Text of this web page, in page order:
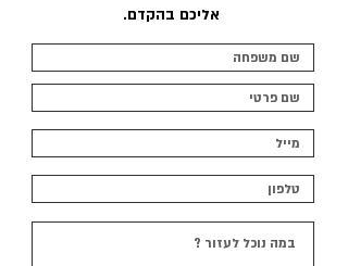
אליכם בהקדם.